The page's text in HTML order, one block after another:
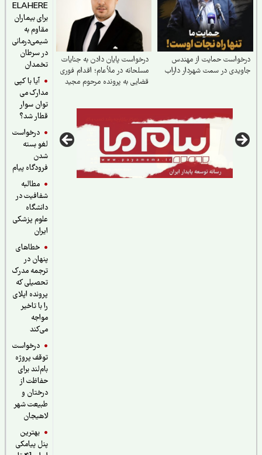
ELAHERE
برای بیماران
مقاوم به
شیمی‌درمانی
در سرطان
تخمدان
آیا با کپی
مدارک می
توان سوار
قطار شد؟
درخواست
لغو بسته
فرودگاه پیام
مطالبه
شفافیت در
دانشگاه
علوم پزشکی
خطاهای
پنهان در
ترجمه مدرک
تحصیلی که
پرونده اپلای
را با تاخیر
درخواست
توقف پروژه
بام‌لند برای
حفاظت از
درختان و
طبیعت شهر
لاهیجان
بهترین
پنل پیامکی
حمایت از مهندس
در سمت شهردار داراب
درخواست پایان دادن به جنایات
مسلحانه در ملأعام؛ اقدام فوری
قضایی به پرونده مرحوم مجید